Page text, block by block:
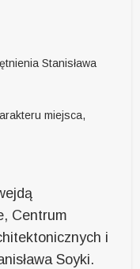
Stanisława
miejsca,
Centrum
i
Soyki.